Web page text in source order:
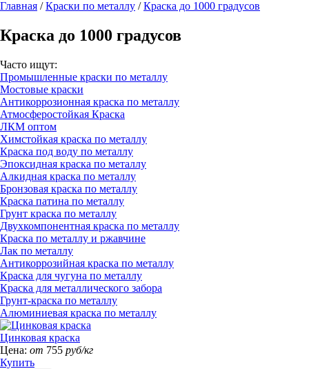
Главная /Краски по металлу /Краска до 1000 градусов
Краска до 1000 градусов
Часто ищут:
Промышленные краски по металлу
Мостовые краски
Антикоррозионная краска по металлу
Атмосферостойкая Краска
ЛКМ оптом
Химстойкая краска по металлу
Краска под воду по металлу
Эпоксидная краска по металлу
Алкидная краска по металлу
Бронзовая краска по металлу
Краска патина по металлу
Грунт краска по металлу
Двухкомпонентная краска по металлу
Краска по металлу и ржавчине
Лак по металлу
Антикоррозийная краска по металлу
Краска для чугуна по металлу
Краска для металлического забора
Грунт-краска по металлу
Алюминиевая краска по металлу
Цинковая краска
Цена: от 755 руб/кг
Купить